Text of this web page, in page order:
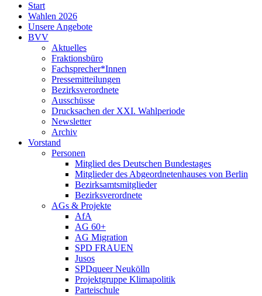
Start
Wahlen 2026
Unsere Angebote
BVV
Aktuelles
Fraktionsbüro
Fachsprecher*Innen
Pressemitteilungen
Bezirksverordnete
Ausschüsse
Drucksachen der XXI. Wahlperiode
Newsletter
Archiv
Vorstand
Personen
Mitglied des Deutschen Bundestages
Mitglieder des Abgeordnetenhauses von Berlin
Bezirksamtsmitglieder
Bezirksverordnete
AGs & Projekte
AfA
AG 60+
AG Migration
SPD FRAUEN
Jusos
SPDqueer Neukölln
Projektgruppe Klimapolitik
Parteischule